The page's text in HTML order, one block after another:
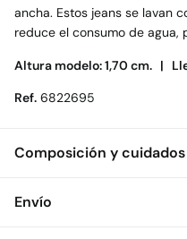
ancha. Estos jeans se lavan
reduce el consumo de agua,
Altura modelo: 1,70 cm. |
Ref. 6822695
Composición y cuidados
Composición
Envío